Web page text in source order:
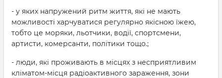
- у яких напружений ритм життя, які не мають
можливості харчуватися регулярно якісною їжею,
тобто це моряки, льотчики, водії, спортсмени,
артисти, комерсанти, політики тощо.;
- люди, які проживають в місцях з несприятливим
кліматом-місця радіоактивного зараження, зони